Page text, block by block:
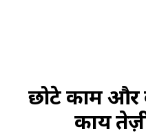
छोटे काम और
कार्य